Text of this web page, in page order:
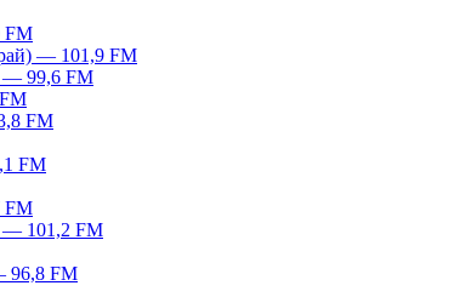
FM
— 101,9 FM
— 99,6 FM
FM
FM
FM
— 101,2 FM
96,8 FM